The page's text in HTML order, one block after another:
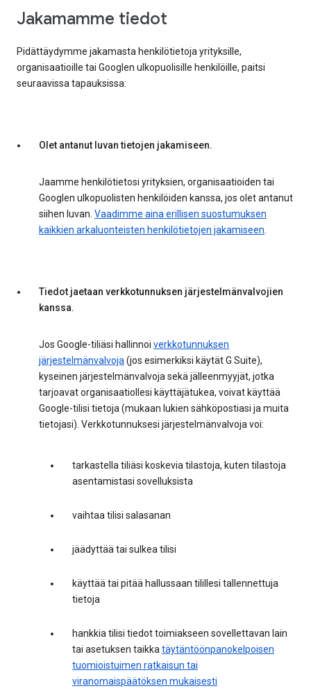
Jakamamme tiedot
Pidättäydymme jakamasta henkilötietoja yrityksille,
organisaatioille tai Googlen ulkopuolisille henkilöille, paitsi
seuraavissa tapauksissa:
Olet antanut luvan tietojen jakamiseen.
Jaamme henkilötietosi yrityksien, organisaatioiden tai
Googlen ulkopuolisten henkilöiden kanssa, jos olet antanut
siihen luvan. Vaadimme aina erillisen suostumuksen
kaikkien arkaluonteisten henkilötietojen jakamiseen.
Tiedot jaetaan verkkotunnuksen järjestelmänvalvojien
kanssa.
Jos Google-tiliäsi hallinnoi verkkotunnuksen
järjestelmänvalvoja(jos esimerkiksi käytät G Suite),
kyseinen järjestelmänvalvoja sekä jälleenmyyjät, jotka
tarjoavat organisaatiollesi käyttäjätukea, voivat käyttää
Google-tilisi tietoja (mukaan lukien sähköpostiasi ja muita
tietojasi). Verkkotunnuksesi järjestelmänvalvoja voi:
tarkastella tiliäsi koskevia tilastoja, kuten tilastoja
asentamistasi sovelluksista
vaihtaa tilisi salasanan
jäädyttää tai sulkea tilisi
käyttää tai pitää hallussaan tilillesi tallennettuja
tietoja
hankkia tilisi tiedot toimiakseen sovellettavan lain
tai asetuksen taikkatäytäntöönpanokelpoisen
tuomioistuimen ratkaisun tai
viranomaispäätöksen mukaisesti